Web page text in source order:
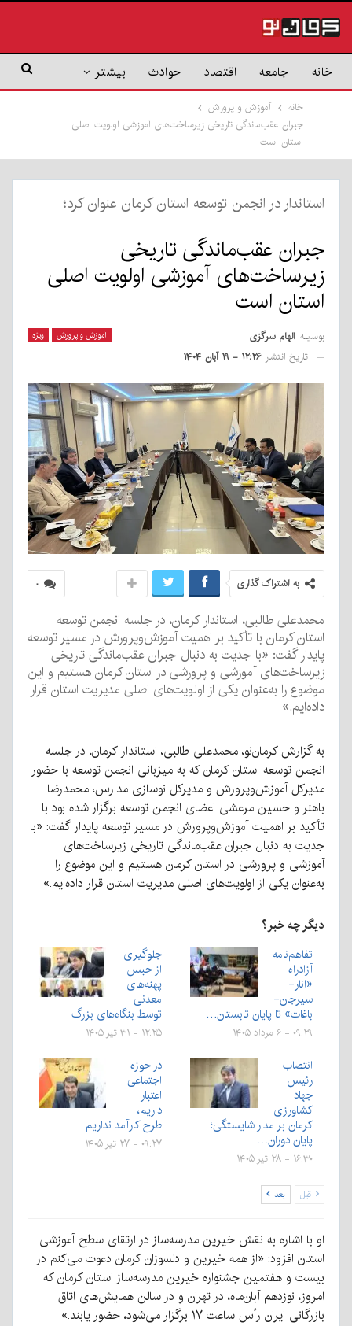
خانه جامعه اقتصاد حوادث بیشتر
خانه
آموزش و پرورش
جبران عقب‌ماندگی تاریخی زیرساخت‌های آموزشی اولویت اصلی
استان است
استاندار در انجمن توسعه استان کرمان عنوان کرد؛
جبران عقب‌ماندگی تاریخی
زیرساخت‌های آموزشی اولویت اصلی
استان است
آموزش و پرورش ویژه بوسیله الهام سرگزی
تاریخ انتشار ۱۲:۲۶ - ۱۹ آبان ۱۴۰۴
۰ به اشتراک گذاری
محمدعلی طالبی، استاندار کرمان، در جلسه انجمن توسعه
استان کرمان با تأکید بر اهمیت آموزش‌وپرورش در مسیر توسعه
پایدار گفت: «با جدیت به دنبال جبران عقب‌ماندگی تاریخی
زیرساخت‌های آموزشی و پرورشی در استان کرمان هستیم و این
موضوع را به‌عنوان یکی از اولویت‌های اصلی مدیریت استان قرار
داده‌ایم.»
به گزارش کرمان‌نو، محمدعلی طالبی، استاندار کرمان، در جلسه
انجمن توسعه استان کرمان که به میزبانی انجمن توسعه با حضور
مدیرکل آموزش‌وپرورش و مدیرکل نوسازی مدارس، محمدرضا
باهنر و حسین مرعشی اعضای انجمن توسعه برگزار شده بود با
تأکید بر اهمیت آموزش‌وپرورش در مسیر توسعه پایدار گفت: «با
جدیت به دنبال جبران عقب‌ماندگی تاریخی زیرساخت‌های
آموزشی و پرورشی در استان کرمان هستیم و این موضوع را
به‌عنوان یکی از اولویت‌های اصلی مدیریت استان قرار داده‌ایم.»
دیگر چه خبر؟
تفاهم‌نامه
آزادراه
«انار-
سیرجان-
باغات» تا پایان تابستان…
۰۹:۲۹ - ۶ مرداد ۱۴۰۵
جلوگیری
از حبس
پهنه‌های
معدنی
توسط بنگاه‌های بزرگ
۱۲:۲۵ - ۳۱ تیر ۱۴۰۵
انتصاب
رئیس
جهاد
کشاورزی
کرمان بر مدار شایستگی؛
پایان دوران…
۱۶:۳۰ - ۲۸ تیر ۱۴۰۵
در حوزه
اجتماعی
اعتبار
داریم،
طرح کارآمد نداریم
۰۹:۲۷ - ۲۷ تیر ۱۴۰۵
قبل بعد
او با اشاره به نقش خیرین مدرسه‌ساز در ارتقای سطح آموزشی
استان افزود: «از همه خیرین و دلسوزان کرمان دعوت می‌کنم در
بیست و هفتمین جشنواره خیرین مدرسه‌ساز استان کرمان که
امروز، نوزدهم آبان‌ماه، در تهران و در سالن همایش‌های اتاق
بازرگانی ایران رأس ساعت ۱۷ برگزار می‌شود، حضور یابند.»